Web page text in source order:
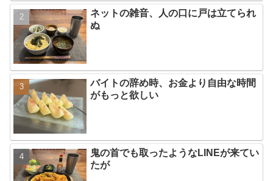
ネットの雑音、人の口に戸は立てられ
ぬ
バイトの辞め時、お金より自由な時間
がもっと欲しい
鬼の首でも取ったようなLINEが来てい
たが